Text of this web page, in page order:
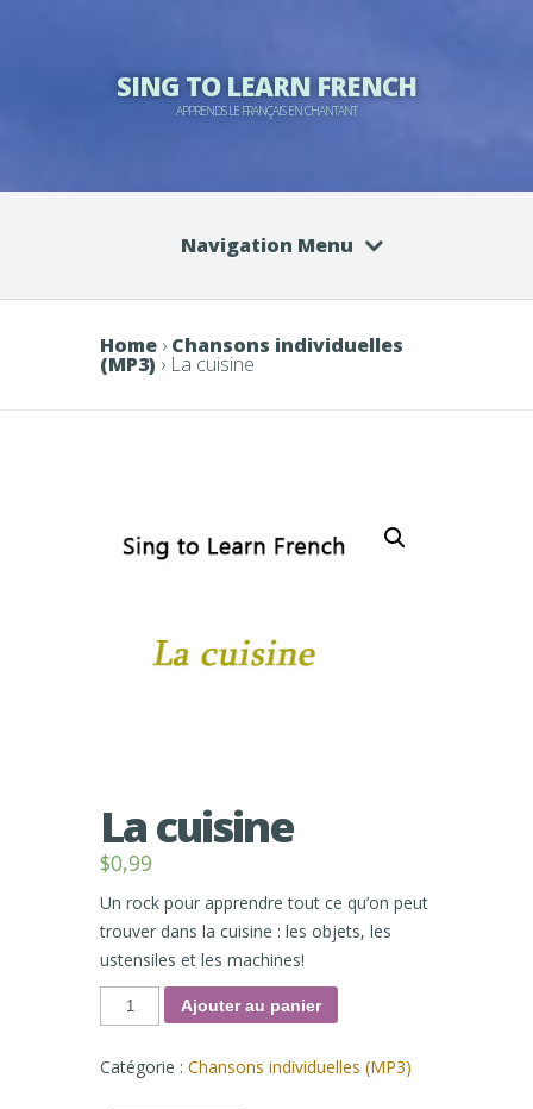
SING TO LEARN FRENCH
APPRENDS LE FRANÇAIS EN CHANTANT
Navigation Menu
Home › Chansons individuelles
(MP3) › La cuisine
La cuisine
$0,99
Un rock pour apprendre tout ce qu’on peut
trouver dans la cuisine : les objets, les
ustensiles et les machines!
quantité
La
Ajouter au panier
Catégorie : Chansons individuelles (MP3)